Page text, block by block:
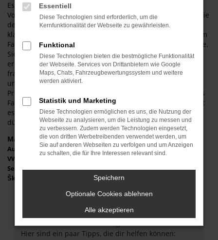
Es ist keine Zauberei, sondern eine etablierte
Vorgehensweise. Mit einer Seat Ibiza Tageszulassung sind Sie
deutlich günstiger in Neuburg unterwegs als mit einem
klassischen Neuwagen. Wohlgemerkt: die Rede ist von einem
Fahrzeug, das noch keinen einzigen Kilometer bewegt wurde.
Sie dürfen sich somit auf die Jungfernfahrt freuen und
erhalten ein Fahrzeug ohne jede Gebrauchsspuren. Sie
fragen sich, wie die Seat Ibiza Tageszulassung funktioniert
und was der Trick dahinter ist? Ganz einfach: um die
Preisvorgaben seitens des Herstellers zu umgehen, wird das
Fahrzeug für einen Tag zugelassen. Auf diese Weise handelt
es sich formell nicht mehr um einen Neuwagen und schon
dürfen die Preise frei gestaltet werden.
Marken
Audi
VW
Seat
Škoda
Fehler: Network Error
Beim Laden ist ein Fehler aufgetreten.
Hier sind ein paar Tipps, die dir helfen können:
Essentiell
Diese Technologien sind erforderlich, um die
Kernfunktionalität der Webseite zu gewährleisten.
Funktional
Diese Technologien bieten die bestmögliche Funktionalität
der Webseite. Services von Drittanbietern wie Google
Maps, Chats, Fahrzeugbewertungssystem und weitere
werden aktiviert.
Statistik und Marketing
Diese Technologien ermöglichen es uns, die Nutzung der
Webseite zu analysieren, um die Leistung zu messen und
zu verbessern. Zudem werden Technologien eingesetzt,
die von dritten Werbetreibenden verwendet werden, um
Sie auf anderen Webseiten zu verfolgen und um Anzeigen
zu schalten, die für Ihre Interessen relevant sind.
Speichern
Optionale Cookies ablehnen
Alle akzeptieren